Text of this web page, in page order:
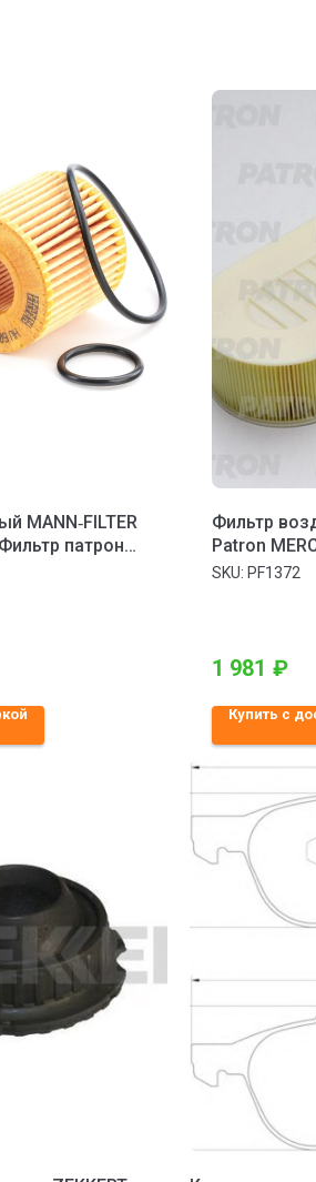
MANN‑FILTER
патрон
TOYOTA
Фильтр
Patron
W204/W212
SKU: PF1372
1 981 ₽
Купить с